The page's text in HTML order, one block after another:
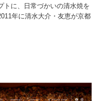
トに、日常づかいの清水焼を
年に清水大介・友恵が京都